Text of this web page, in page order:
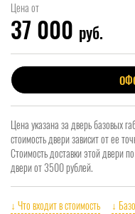
Цена от
37 000 руб.
Цена указана за дверь базовых
стоимость двери зависит от ее
Стоимость доставки этой двери
двери от 3500 рублей.
↓ Что входит в стоимость ↓